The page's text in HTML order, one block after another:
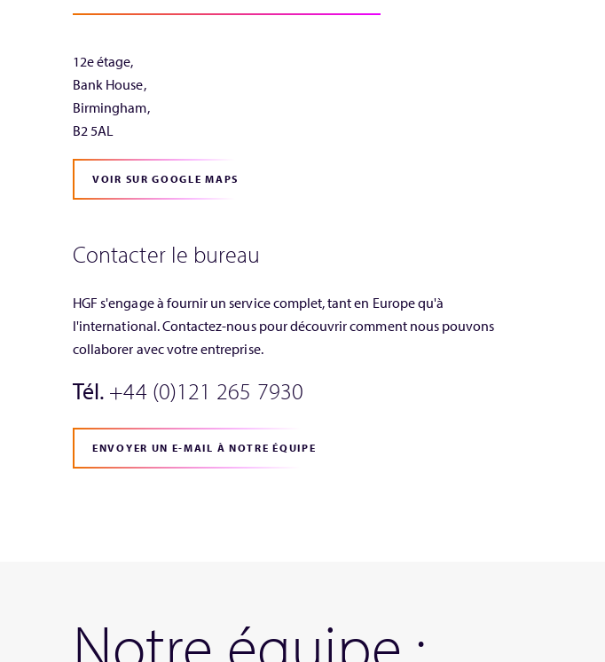
12e étage,
Bank House,
Birmingham,
B2 5AL
VOIR SUR GOOGLE MAPS
Contacter le bureau
HGF s'engage à fournir un service complet, tant en Europe qu'à
l'international. Contactez-nous pour découvrir comment nous pouvons
collaborer avec votre entreprise.
Tél. +44 (0)121 265 7930
ENVOYER UN E-MAIL À NOTRE ÉQUIPE
Notre équipe :